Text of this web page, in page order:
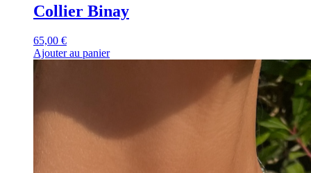
Collier Binay
65,00 €
Ajouter au panier